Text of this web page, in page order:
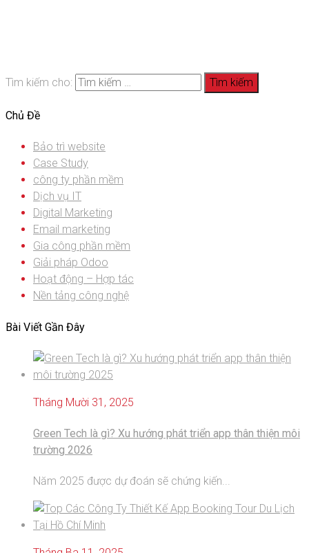
Tìm kiếm cho:
Chủ Đề
Bảo trì website
Case Study
công ty phần mềm
Dịch vụ IT
Digital Marketing
Email marketing
Gia công phần mềm
Giải pháp Odoo
Hoạt động – Hợp tác
Nền tảng công nghệ
Bài Viết Gần Đây
Tháng Mười 31, 2025
Green Tech là gì? Xu hướng phát triển app thân thiện môi
trường 2026
Năm 2025 được dự đoán sẽ chứng kiến...